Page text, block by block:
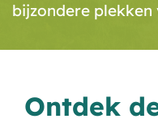
bijzondere
Ontdek